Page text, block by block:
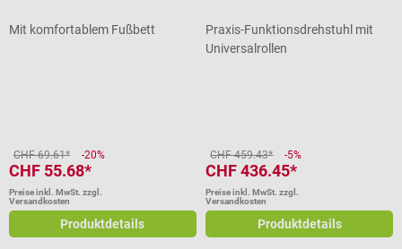
Mit komfortablem Fußbett
CHF 69.61* -20%
CHF 55.68*
Preise inkl. MwSt. zzgl.
Versandkosten
Produktdetails
Praxis-Funktionsdrehstuhl mit
Universalrollen
CHF 459.43* -5%
CHF 436.45*
Preise inkl. MwSt. zzgl.
Versandkosten
Produktdetails